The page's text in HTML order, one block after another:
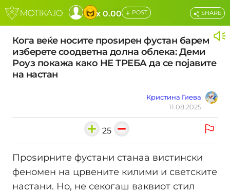
x 0.00 + POST
Кога веќе носите проѕирен фустан барем
изберете соодветна долна облека: Деми
Роуз покажа како НЕ ТРЕБА да се појавите
на настан
Кристина Гиева
11.08.2025
SHARE
25
Проѕирните фустани станаа вистински
феномен на црвените килими и светските
настани. Но, не секогаш ваквиот стил